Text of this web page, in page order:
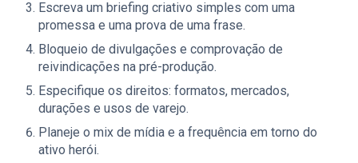
Escreva um briefing criativo simples com uma
promessa e uma prova de uma frase.
Bloqueio de divulgações e comprovação de
reivindicações na pré-produção.
Especifique os direitos: formatos, mercados,
durações e usos de varejo.
Planeje o mix de mídia e a frequência em torno do
ativo herói.